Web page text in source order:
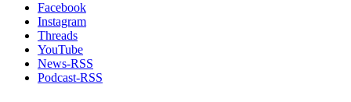
Facebook
Instagram
Threads
YouTube
News-RSS
Podcast-RSS